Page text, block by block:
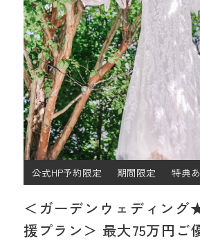
公式HP予約限定 期間限定 特典
＜ガーデンウェディング
援プラン＞ 最大75万円ご